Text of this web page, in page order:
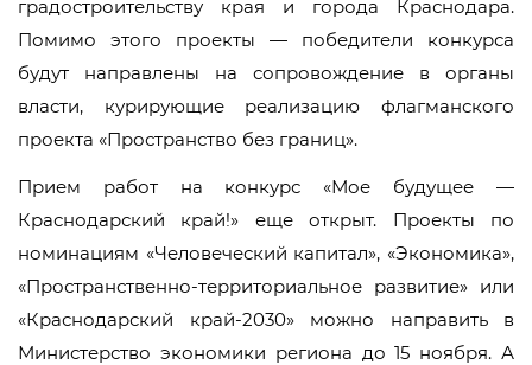
градостроительству края и города Краснодара.
Помимо этого проекты — победители конкурса
будут направлены на сопровождение в органы
власти, курирующие реализацию флагманского
проекта «Пространство без границ».
Прием работ на конкурс «Мое будущее —
Краснодарский край!» еще открыт. Проекты по
номинациям «Человеческий капитал», «Экономика»,
«Пространственно-территориальное развитие» или
«Краснодарский край-2030» можно направить в
Министерство экономики региона до 15 ноября. А